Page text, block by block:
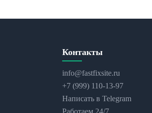
Контакты
info@fastfixsite.ru
+7 (999) 110-13-97
Написать в Telegram
Работаем 24/7